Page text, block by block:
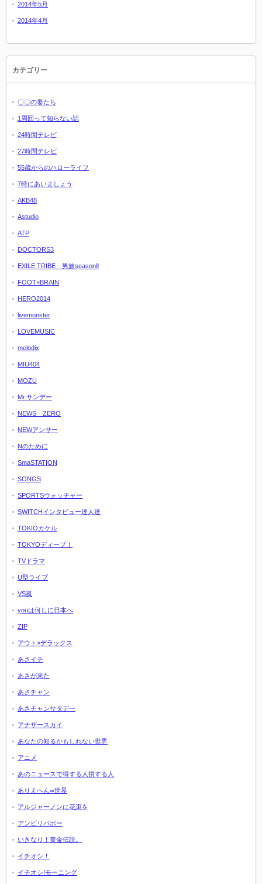
2014年5月
2014年4月
カテゴリー
〇〇の妻たち
1周回って知らない話
24時間テレビ
27時間テレビ
55歳からのハローライフ
7時にあいましょう
AKB48
Astudio
ATP
DOCTORS3
EXILE TRIBE 男旅seasonⅡ
FOOT×BRAIN
HERO2014
livemonster
LOVEMUSIC
melodix
MIU404
MOZU
Mr.サンデー
NEWS ZERO
NEWアンサー
Nのために
SmaSTATION
SONGS
SPORTSウォッチャー
SWITCHインタビュー達人達
TOKIOカケル
TOKYOディープ！
TVドラマ
U型ライブ
VS嵐
youは何しに日本へ
ZIP
アウト×デラックス
あさイチ
あさが来た
あさチャン
あさチャンサタデー
アナザースカイ
あなたの知るかもしれない世界
アニメ
あのニュースで得する人損する人
ありえへん∞世界
アルジャーノンに花束を
アンビリバボー
いきなり！黄金伝説。
イチオシ！
イチオシ!モーニング